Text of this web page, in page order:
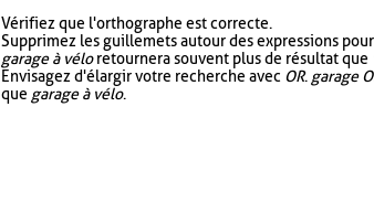
Vérifiez que l'orthographe est correcte.
Supprimez les guillemets autour des expressions
garage à véloretournera souvent plus de résultat que
Envisagez d'élargir votre recherche avec OR. garage
que garage à vélo.